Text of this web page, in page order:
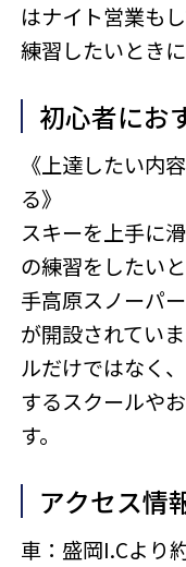
はナイト営業も
練習したいとき
初心者にお
《上達したい内
る》
スキーを上手に
の練習をしたい
手高原スノーパ
が開設されてい
ルだけではなく
するスクールや
す。
アクセス情
車：盛岡I.Cより